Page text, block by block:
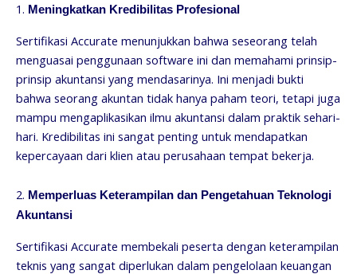
1. Meningkatkan Kredibilitas Profesional
Sertifikasi Accurate menunjukkan bahwa seseorang telah
menguasai penggunaan software ini dan memahami prinsip-
prinsip akuntansi yang mendasarinya. Ini menjadi bukti
bahwa seorang akuntan tidak hanya paham teori, tetapi juga
mampu mengaplikasikan ilmu akuntansi dalam praktik sehari-
hari. Kredibilitas ini sangat penting untuk mendapatkan
kepercayaan dari klien atau perusahaan tempat bekerja.
2. Memperluas Keterampilan dan Pengetahuan Teknologi
Akuntansi
Sertifikasi Accurate membekali peserta dengan keterampilan
teknis yang sangat diperlukan dalam pengelolaan keuangan